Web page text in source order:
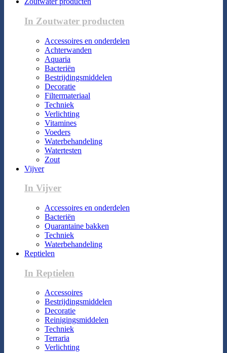
In Zoutwater producten
Accessoires en onderdelen
Achterwanden
Aquaria
Bacteriën
Bestrijdingsmiddelen
Decoratie
Filtermateriaal
Techniek
Verlichting
Vitamines
Voeders
Waterbehandeling
Watertesten
Zout
Vijver
In Vijver
Accessoires en onderdelen
Bacteriën
Quarantaine bakken
Techniek
Waterbehandeling
Reptielen
In Reptielen
Accessoires
Bestrijdingsmiddelen
Decoratie
Reinigingsmiddelen
Techniek
Terraria
Verlichting